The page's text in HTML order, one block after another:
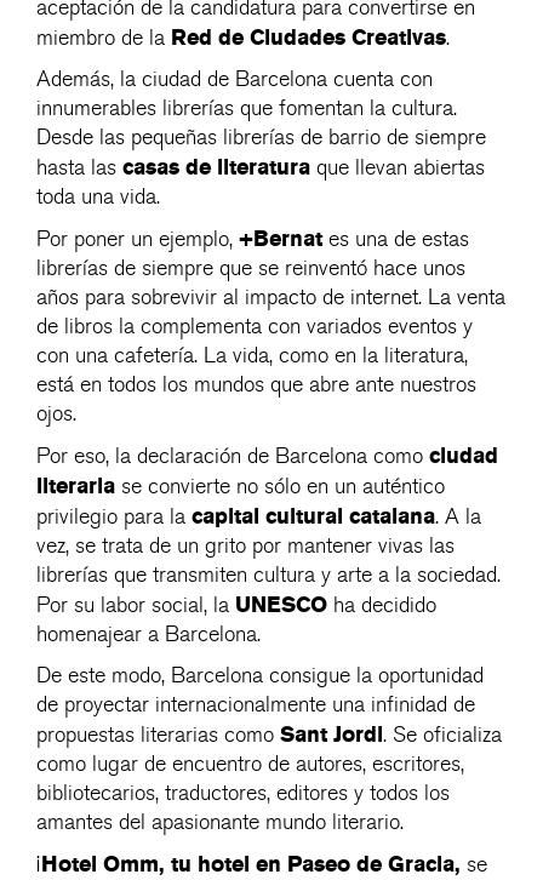
aceptación de la candidatura para convertirse en
miembro de la Red de Ciudades Creativas.
Además, la ciudad de Barcelona cuenta con
innumerables librerías que fomentan la cultura.
Desde las pequeñas librerías de barrio de siempre
hasta las casas de literatura que llevan abiertas
toda una vida.
Por poner un ejemplo, +Bernates una de estas
librerías de siempre que se reinventó hace unos
años para sobrevivir al impacto de internet. La venta
de libros la complementa con variados eventos y
con una cafetería. La vida, como en la literatura,
está en todos los mundos que abre ante nuestros
ojos.
Por eso, la declaración de Barcelona como ciudad
literaria se convierte no sólo en un auténtico
privilegio para la capital cultural catalana. A la
vez, se trata de un grito por mantener vivas las
librerías que transmiten cultura y arte a la sociedad.
Por su labor social, la UNESCO ha decidido
homenajear a Barcelona.
De este modo, Barcelona consigue la oportunidad
de proyectar internacionalmente una infinidad de
propuestas literarias como Sant Jordi. Se oficializa
como lugar de encuentro de autores, escritores,
bibliotecarios, traductores, editores y todos los
amantes del apasionante mundo literario.
¡Hotel Omm, tu hotel en Paseo de Gracia, se